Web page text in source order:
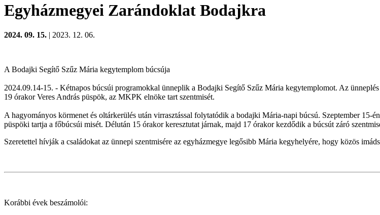
Egyházmegyei Zarándoklat Bodajkra
2024. 09. 15. | 2023. 12. 06.
A Bodajki Segítő Szűz Mária kegytemplom búcsúja
2024.09.14-15. - Kétnapos búcsúi programokkal ünneplik a Bodajki Segítő Szűz Mária kegytemplomot. Az
19 órakor Veres András püspök, az MKPK elnöke tart szentmisét.
A hagyományos körmenet és oltárkerülés után virrasztással folytatódik a bodajki Mária-napi búcsú. Szeptember 15-
püspöki tartja a főbúcsúi misét. Délután 15 órakor keresztutat járnak, majd 17 órakor kezdődik a búcsút záró
Szeretettel hívják a családokat az ünnepi szentmisére az egyházmegye legősibb Mária kegyhelyére, hogy közös
Korábbi évek beszámolói: